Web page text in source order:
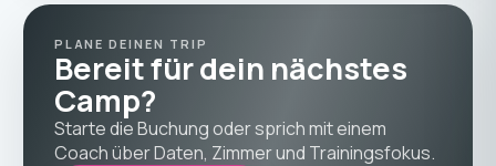
PLANE DEINEN TRIP
Bereit für dein nächstes
Camp?
Starte die Buchung oder sprich mit einem
Coach über Daten, Zimmer und Trainingsfokus.